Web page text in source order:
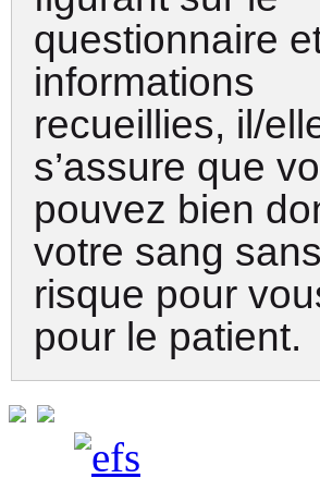
questionnaire
informations
recueillies, il/
s’assure que
pouvez bien
votre sang sans
risque pour
pour le patient.